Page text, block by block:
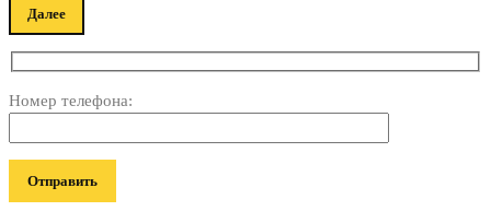
Далее
Номер телефона: